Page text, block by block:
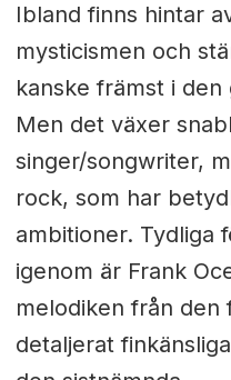
Ibland finns hintar
mysticismen och
kanske främst i
Men det växer
singer/songwriter,
rock, som har
ambitioner. Tydliga
igenom är Frank
melodiken från den
detaljerat